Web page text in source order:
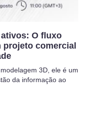
ativos: O fluxo
comercial
3D, ele é um
da informação ao